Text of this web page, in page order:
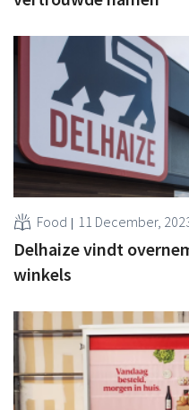
Food 11 December,
Delhaize vindt
winkels